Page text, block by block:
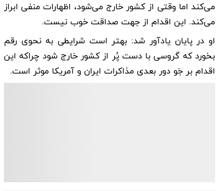
می‌کند اما وقتی از کشور خارج می‌شود، اظهارات منفی ابراز
می‌کند. این اقدام از جهت صداقت خوب نیست.
او در پایان یادآور شد: بهتر است شرایطی به نحوی رقم
بخورد که گروسی با دست پُر از کشور خارج شود چراکه این
اقدام بر جَو دور بعدی مذاکرات ایران و آمریکا موثر است.